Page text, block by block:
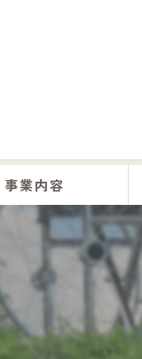
事業内容
助け合い事業
事業
事業